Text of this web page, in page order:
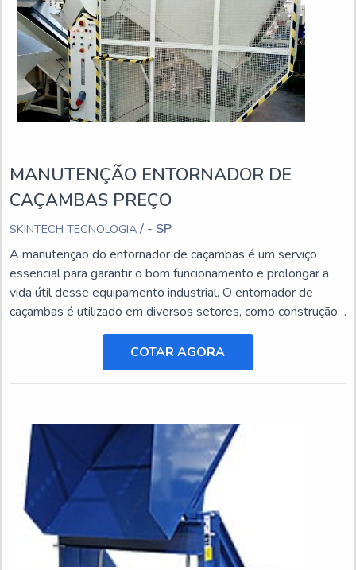
MANUTENÇÃO ENTORNADOR DE
CAÇAMBAS PREÇO
SKINTECH TECNOLOGIA / - SP
A manutenção do entornador de caçambas é um serviço
essencial para garantir o bom funcionamento e prolongar a
vida útil desse equipamento industrial. O entornador de
caçambas é utilizado em diversos setores, como construção
civil, mineração e agricultura, e está sujeito a desgastes e
danos ao longo do tempo.COTAR AGORA